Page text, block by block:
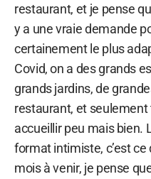
restaurant, et je pense
y a une vraie demande
certainement le plus
Covid, on a des grands
grands jardins, de
restaurant, et
accueillir peu mais bien.
format intimiste, c’est ce
mois à venir, je pense